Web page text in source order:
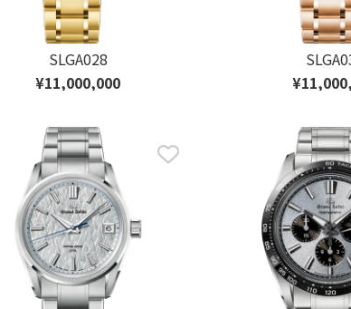
SLGA028
¥11,000,000